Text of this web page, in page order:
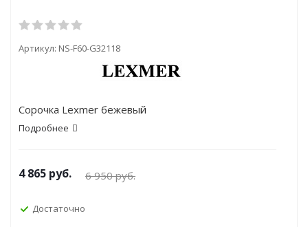
Артикул: NS-F60-G32118
Сорочка Lexmer бежевый
Подробнее
6 950руб.
4 865 руб.
Достаточно